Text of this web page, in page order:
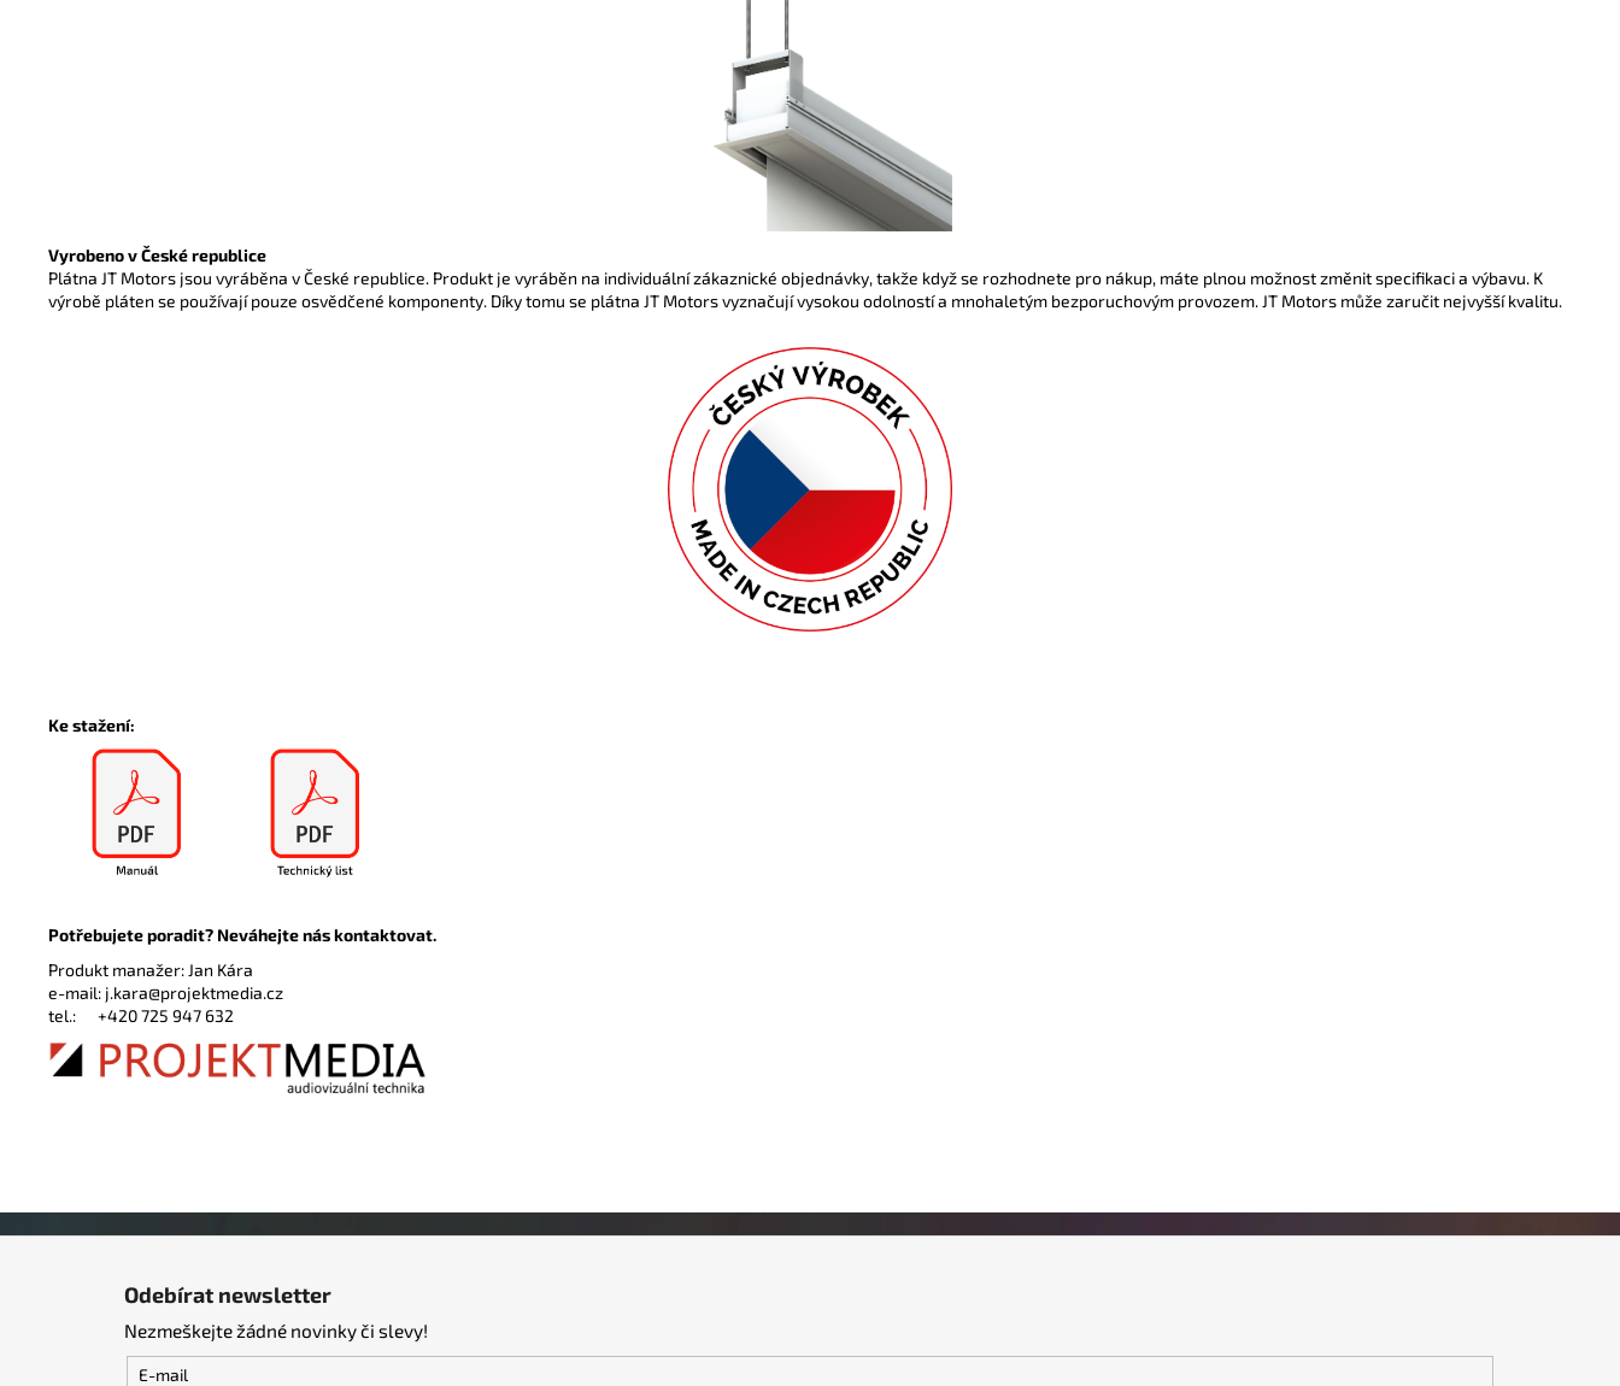
Vyrobeno v České republice
Plátna JT Motors jsou vyráběna v České republice. Produkt je vyráběn na individuální zákaznické objednávky, takže když se rozhodnete pro nákup, máte plnou možnost změnit specifikaci a výbavu. K
výrobě pláten se používají pouze osvědčené komponenty. Díky tomu se plátna JT Motors vyznačují vysokou odolností a mnohaletým bezporuchovým provozem. JT Motors může zaručit nejvyšší kvalitu.
Ke stažení:
Potřebujete poradit? Neváhejte nás kontaktovat.
Produkt manažer: Jan Kára
e-mail: j.kara@projektmedia.cz
tel.: +420 725 947 632
Odebírat newsletter
Nezmeškejte žádné novinky či slevy!
E-mail